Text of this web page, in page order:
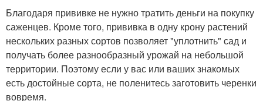
Благодаря прививке не нужно тратить деньги на покупку
саженцев. Кроме того, прививка в одну крону растений
нескольких разных сортов позволяет "уплотнить" сад и
получать более разнообразный урожай на небольшой
территории. Поэтому если у вас или ваших знакомых
есть достойные сорта, не поленитесь заготовить черенки
вовремя.